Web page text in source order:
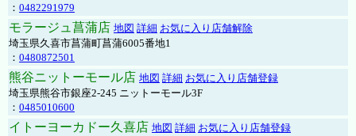
： 0482291979
モラージュ菖蒲店 地図 詳細 お気に入り店舗解除
埼玉県久喜市菖蒲町菖蒲6005番地1
： 0480872501
熊谷ニットーモール店 地図 詳細 お気に入り店舗登録
埼玉県熊谷市銀座2-245 ニットーモール3F
： 0485010600
イトーヨーカドー久喜店 地図 詳細 お気に入り店舗登録